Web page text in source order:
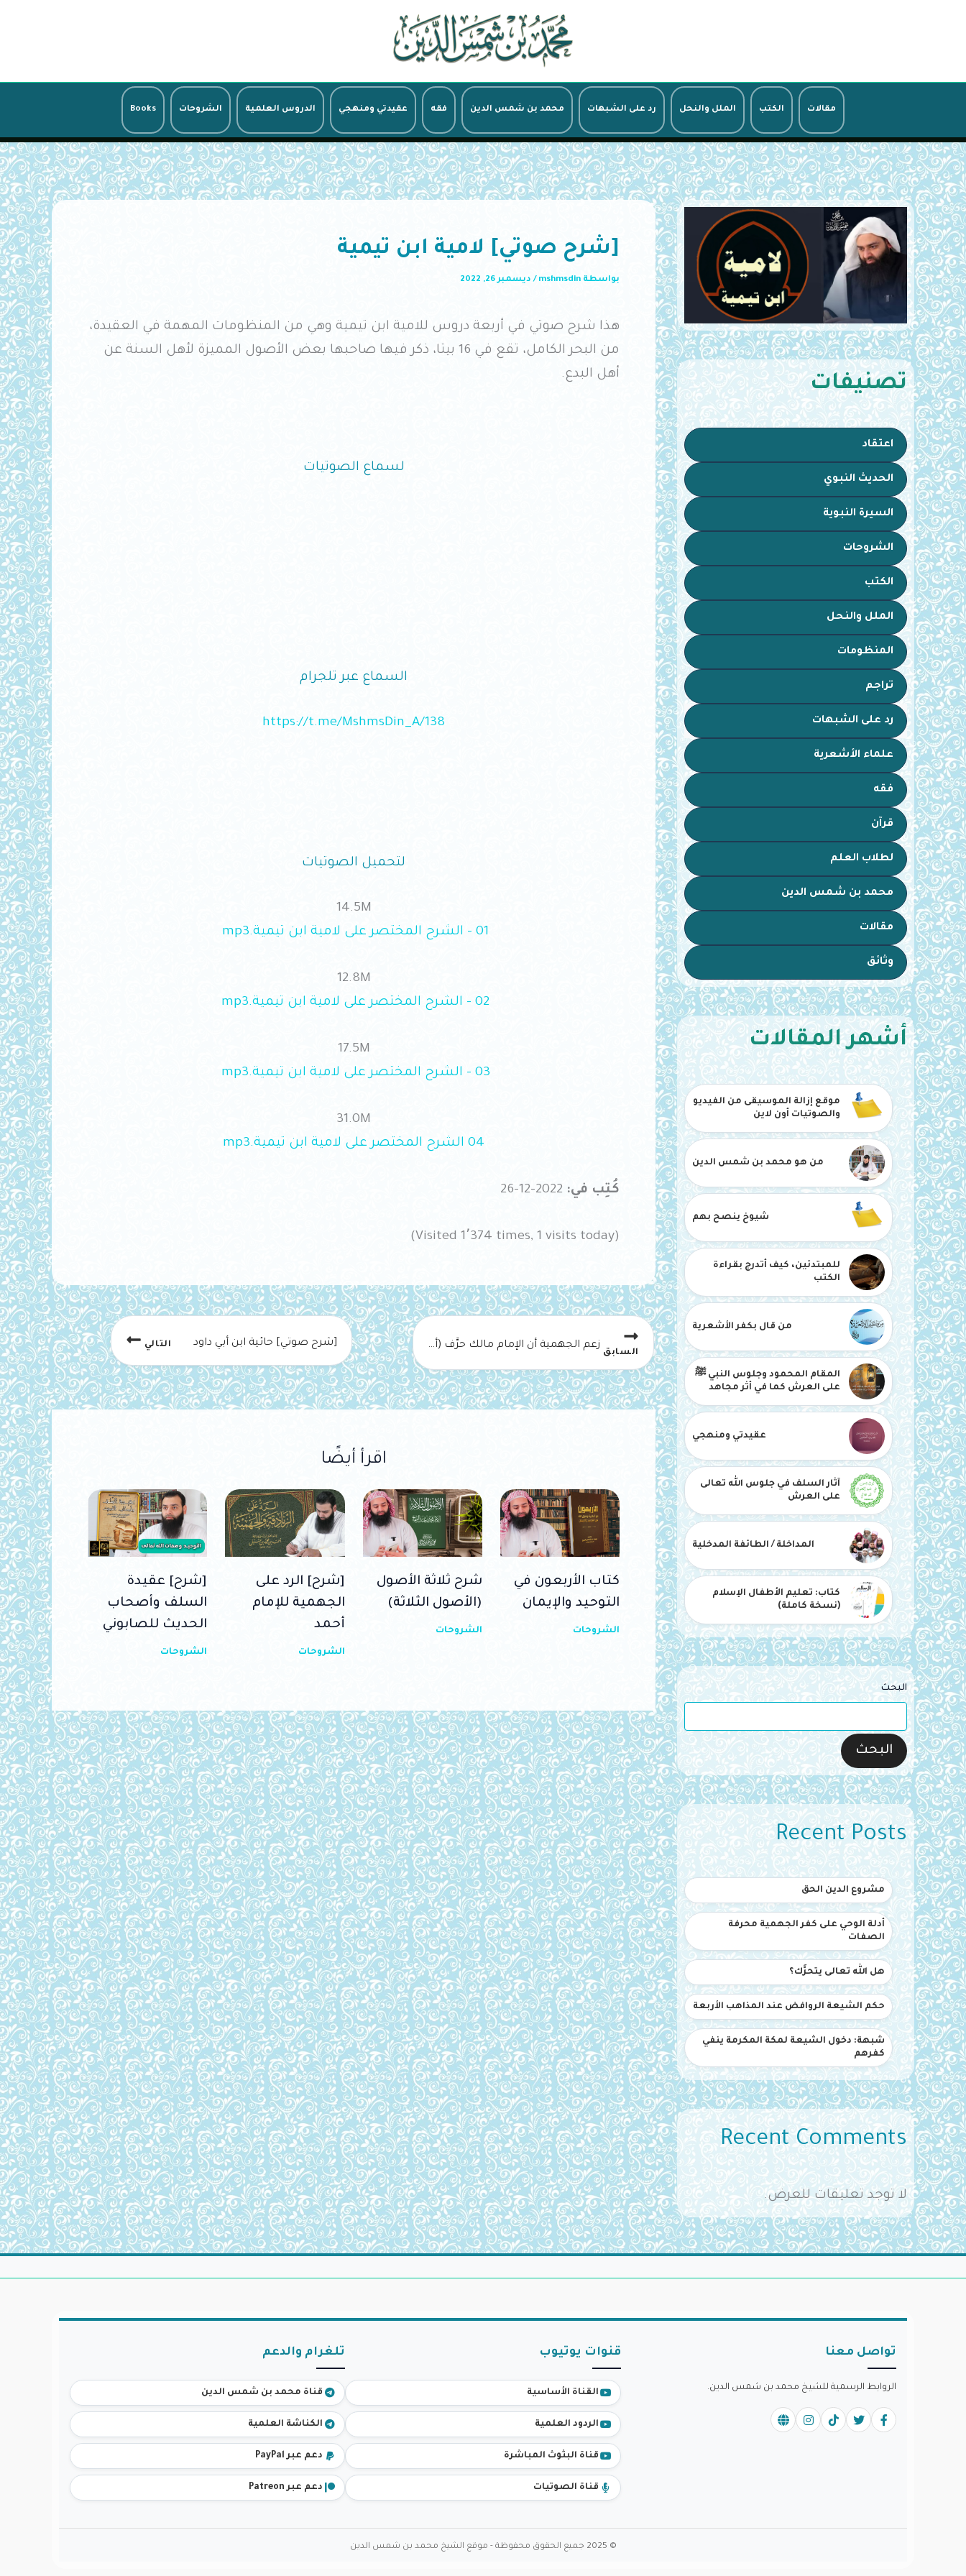
مقالات الكتب الملل والنحل رد على الشبهات محمد بن شمس الدين فقه عقيدتي ومنهجي الدروس العلمية الشروحات Books
تصنيفات
اعتقاد
الحديث النبوي
السيرة النبوية
الشروحات
الكتب
الملل والنحل
المنظومات
تراجم
رد على الشبهات
علماء الأشعرية
فقه
قرآن
لطلاب العلم
محمد بن شمس الدين
مقالات
وثائق
أشهر المقالات
موقع إزالة الموسيقى من الفيديو
والصوتيات أون لاين
من هو محمد بن شمس الدين
شيوخ ينصح بهم
للمبتدئين، كيف أتدرج بقراءة
الكتب
من قال بكفر الأشعرية
المقام المحمود وجلوس النبي ﷺ
على العرش كما في أثر مجاهد
عقيدتي ومنهجي
آثار السلف في جلوس الله تعالى
على العرش
المداخلة / الطائفة المدخلية
كتاب: تعليم الأطفال الإسلام
(نسخة كاملة)
البحث
البحث
Recent Posts
مشروع الدين الحق
أدلة الوحي على كفر الجهمية محرفة
الصفات
هل الله تعالى يتحرَّك؟
حكم الشيعة الروافض عند المذاهب الأربعة
شبهة: دخول الشيعة لمكة المكرمة ينفي
كفرهم
Recent Comments
لا توجد تعليقات للعرض.
[شرح صوتي] لامية ابن تيمية
بواسطة mshmsdin
/ ديسمبر 26, 2022
هذا شرح صوتي في أربعة دروس للامية ابن تيمية وهي من المنظومات المهمة في العقيدة،
من البحر الكامل، تقع في 16 بيتا، ذكر فيها صاحبها بعض الأصول المميزة لأهل السنة عن
أهل البدع.
لسماع الصوتيات
السماع عبر تلجرام
https://t.me/MshmsDin_A/138
لتحميل الصوتيات
14.5M
01 – الشرح المختصر على لامية ابن تيمية.mp3
12.8M
02 – الشرح المختصر على لامية ابن تيمية.mp3
17.5M
03 – الشرح المختصر على لامية ابن تيمية.mp3
31.0M
04 الشرح المختصر على لامية ابن تيمية.mp3
كُتِب في: 2022-12-26
(Visited 1٬374 times, 1 visits today)
السابق
زعم الجهمية أن الإمام مالك حرَّف (أول) معنى النزول التالي [شرح صوتي] حائية ابن أبي داود
اقرأ أيضًا
كتاب الأربعون في
التوحيد والإيمان
الشروحات
شرح ثلاثة الأصول
(الأصول الثلاثة)
الشروحات
[شرح] الرد على
الجهمية للإمام
أحمد
الشروحات
[شرح] عقيدة
السلف وأصحاب
الحديث للصابوني
الشروحات
تواصل معنا
الروابط الرسمية للشيخ محمد بن شمس الدين.
قنوات يوتيوب
القناة الأساسية
الردود العلمية
قناة البثوث المباشرة
قناة الصوتيات
تلغرام والدعم
قناة محمد بن شمس الدين
الكناشة العلمية
دعم عبر PayPal
دعم عبر Patreon
© 2025 جميع الحقوق محفوظة - موقع الشيخ محمد بن شمس الدين